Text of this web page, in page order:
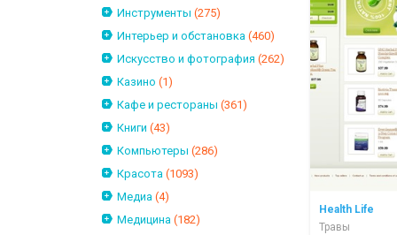
Инструменты (275)
Интерьер и обстановка (460)
Искусство и фотография (262)
Казино (1)
Кафе и рестораны (361)
Книги (43)
Компьютеры (286)
Красота (1093)
Медиа (4)
Медицина (182)
Health Life
Травы